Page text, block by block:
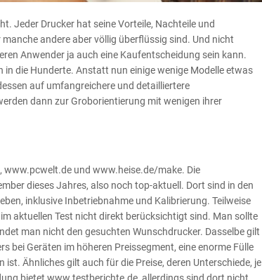
Jeder Drucker hat seine Vorteile, Nachteile und
andere aber völlig überflüssig sind. Und nicht
Anwender ja auch eine Kaufentscheidung sein kann.
die Hunderte. Anstatt nun einige wenige Modelle etwas
auf umfangreichere und detailliertere
dann zur Groborientierung mit wenigen ihrer
und www.heise.de/make. Die
dieses Jahres, also noch top-aktuell. Dort sind in den
inklusive Inbetriebnahme und Kalibrierung. Teilweise
aktuellen Test nicht direkt berücksichtigt sind. Man sollte
man nicht den gesuchten Wunschdrucker. Dasselbe gilt
bei Geräten im höheren Preissegment, eine enorme Fülle
Ähnliches gilt auch für die Preise, deren Unterschiede, je